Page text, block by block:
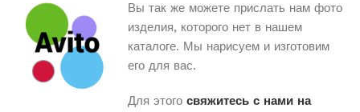
Вы так же можете прислать нам фото
изделия, которого нет в нашем
каталоге. Мы нарисуем и изготовим
его для вас.
Для этого свяжитесь с нами на